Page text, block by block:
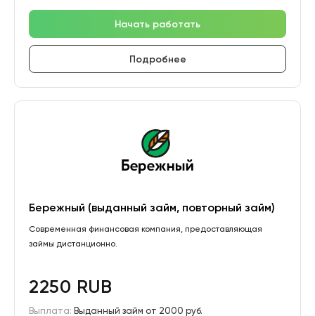
Начать работать
Подробнее
Бережный (выданный займ, повторный займ)
Современная финансовая компания, предоставляющая
займы дистанционно.
2250 RUB
Выплата: Выданный займ от 2000 руб.